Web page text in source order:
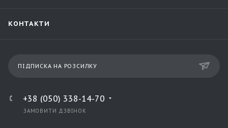
КОНТАКТИ
ПІДПИСКА НА РОЗСИЛКУ
+38 (050) 338-14-70
ЗАМОВИТИ ДЗВІНОК